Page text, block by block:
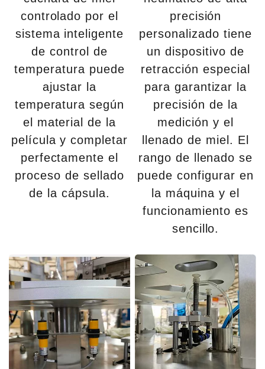
controlado por el
sistema inteligente
de control de
temperatura puede
ajustar la
temperatura según
el material de la
película y completar
perfectamente el
proceso de sellado
de la cápsula.
precisión
personalizado tiene
un dispositivo de
retracción especial
para garantizar la
precisión de la
medición y el
llenado de miel. El
rango de llenado se
puede configurar en
la máquina y el
funcionamiento es
sencillo.